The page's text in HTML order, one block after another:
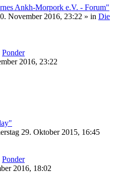
Ankh-Morpork e.V. - Forum"
November 2016, 23:22 » in Die
Ponder
2016, 23:22
29. Oktober 2015, 16:45
Ponder
2016, 18:02